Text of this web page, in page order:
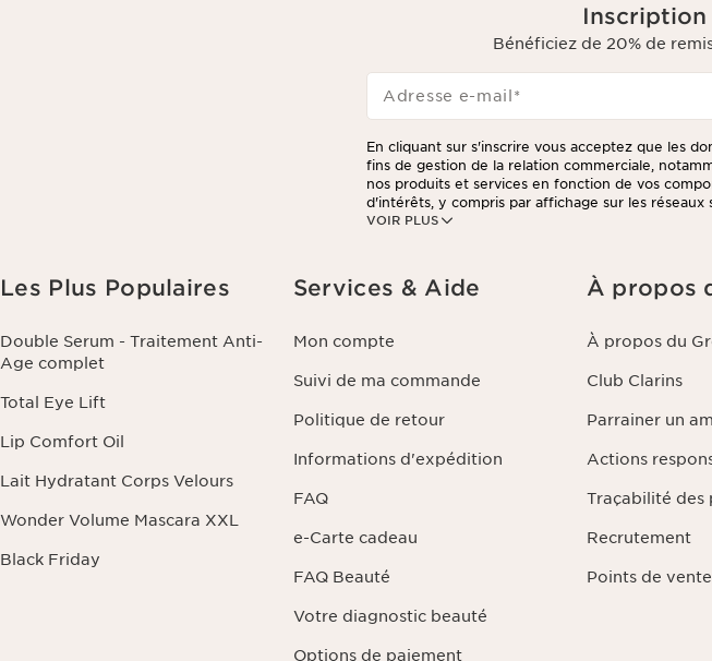
Inscription
Bénéficiez de 20% de
Adresse e-mail *
VOIR PLUS
En cliquant sur s'inscrire vous acceptez que les
fins de gestion de la relation commerciale,
nos produits et services en fonction de vos
d'intérêts, y compris par affichage sur les réseaux
Vous pouvez retirer votre consentement à tout
personnalisées et/ou pour gérer votre adhésion
beauté personnalisé. Les données sont
et de portabilité des informations vous
traitement. Vous pouvez exercer ce droit en nous
Les Plus Populaires
Double Serum - Traitement Anti-
Age complet
Total Eye Lift
Lip Comfort Oil
Lait Hydratant Corps Velours
Wonder Volume Mascara XXL
Black Friday
Services & Aide
Mon compte
Suivi de ma commande
Politique de retour
Informations d'expédition
FAQ
e-Carte cadeau
FAQ Beauté
Votre diagnostic beauté
Options de paiement
À propos
À propos du
Club Clarins
Parrainer un
Actions
Traçabilité des
Recrutement
Points de vente